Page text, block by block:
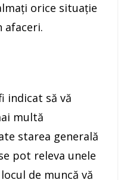
orice situaţie
afaceri.
indicat să vă
multă
starea generală
pot releva unele
de muncă vă